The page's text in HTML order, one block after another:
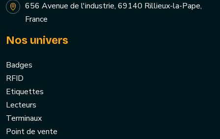
656 Avenue de l'industrie, 69140 Rillieux-la-Pape,
France
Nos univers
Badges
RFID
Etiquettes
Lecteurs
Terminaux
Point de vente